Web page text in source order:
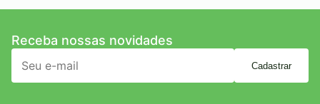
Receba nossas novidades
Cadastrar